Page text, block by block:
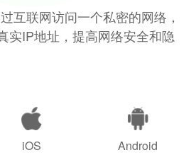
互联网访问一个私密的网络，
实IP地址，提高网络安全和隐
iOS Android